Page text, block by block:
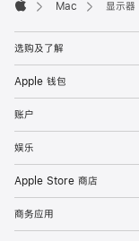
Mac 显示器
选购及了解
Apple 钱包
账户
娱乐
Apple Store 商店
商务应用